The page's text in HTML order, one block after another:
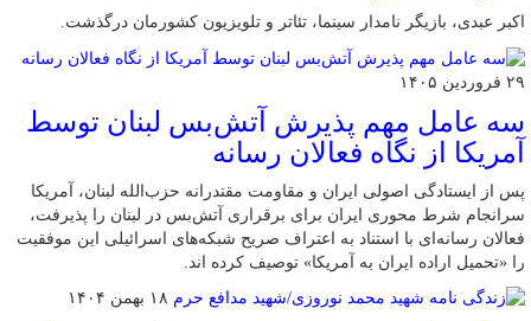
اکبر عبدی، بازیگر نامدار سینما، تئاتر و تلویزیون کشورمان درگذشت.
۲۹ فروردین ۱۴۰۵
سه عامل مهم پذیرش آتش‌بس لبنان توسط
آمریکا از نگاه فعالان رسانه
پس از ایستادگی اصولی ایران و مقاومت مقتدرانه حزب‌الله لبنان، آمریکا
سرانجام شرط محوری ایران برای برقراری آتش‌بس در لبنان را پذیرفت،
فعالان رسانه‌ای با استناد به اعتراف صریح شبکه‌های اسرائیلی این موفقیت
را «تحمیل اراده ایران به آمریکا» توصیف کرده اند.
۱۸ بهمن ۱۴۰۴